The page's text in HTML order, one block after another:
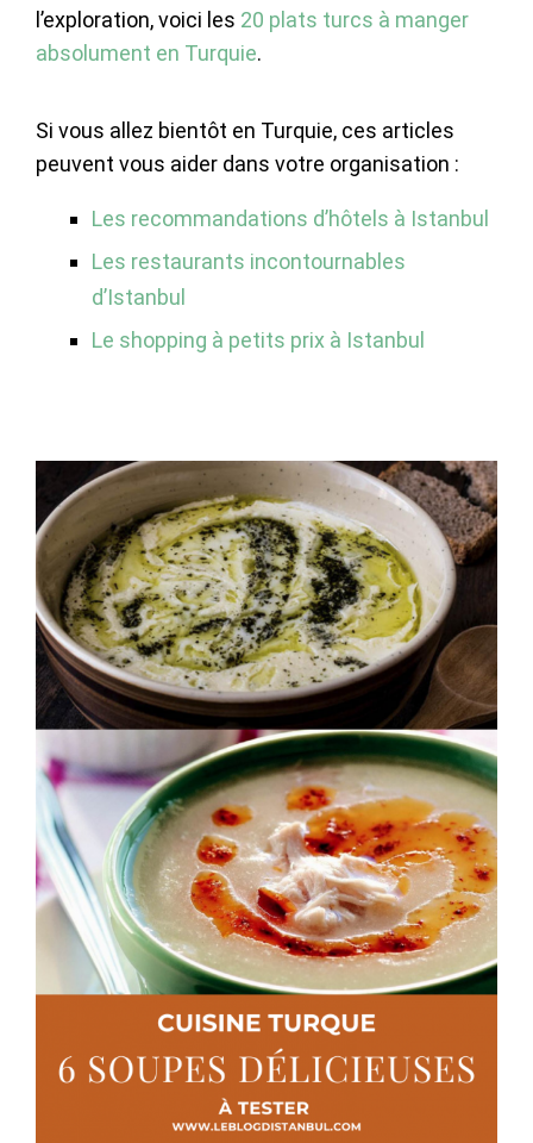
l’exploration, voici les 20 plats turcs à manger
absolument en Turquie.
Si vous allez bientôt en Turquie, ces articles
peuvent vous aider dans votre organisation :
Les recommandations d’hôtels à Istanbul
Les restaurants incontournables
d’Istanbul
Le shopping à petits prix à Istanbul